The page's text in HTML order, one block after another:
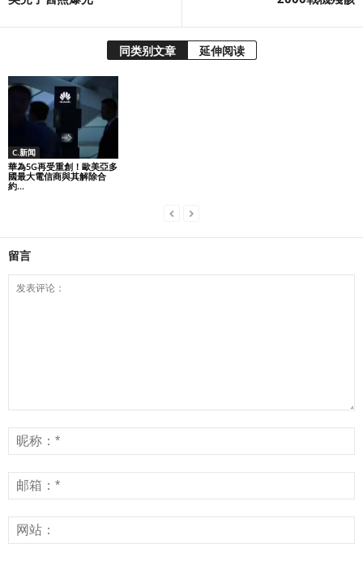
同类别文章 延伸阅读
C.新闻
華為5G再受重創！歐美亞多
國最大電信商與其解除合
約...
留言